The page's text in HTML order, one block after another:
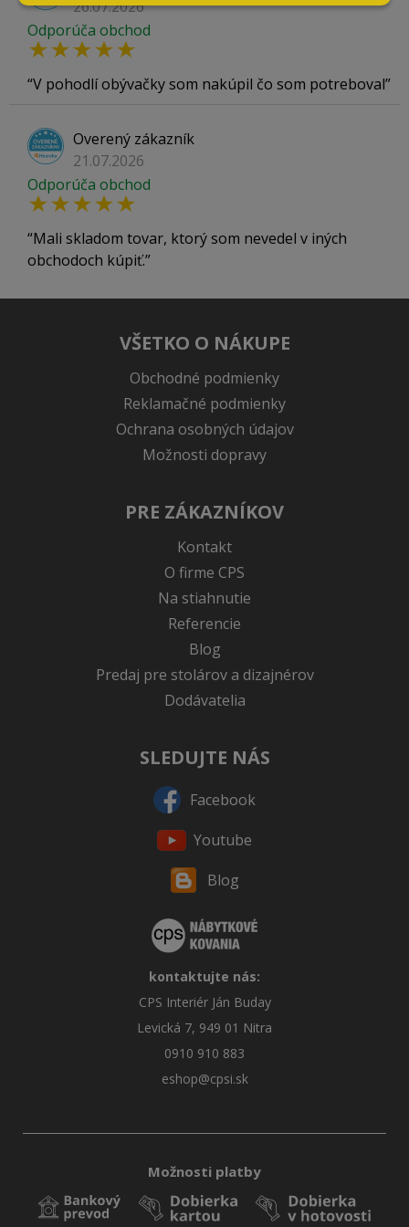
26.07.2026
Odporúča obchod
V pohodlí obývačky som nakúpil čo som potreboval
Overený zákazník
21.07.2026
Odporúča obchod
Mali skladom tovar, ktorý som nevedel v iných
obchodoch kúpiť.
VŠETKO O NÁKUPE
Obchodné podmienky
Reklamačné podmienky
Ochrana osobných údajov
Možnosti dopravy
PRE ZÁKAZNÍKOV
Kontakt
O firme CPS
Na stiahnutie
Referencie
Blog
Predaj pre stolárov a dizajnérov
Dodávatelia
SLEDUJTE NÁS
Facebook
Youtube
Blog
kontaktujte nás:
CPS Interiér Ján Buday
Levická 7, 949 01 Nitra
0910 910 883
eshop@cpsi.sk
Možnosti platby